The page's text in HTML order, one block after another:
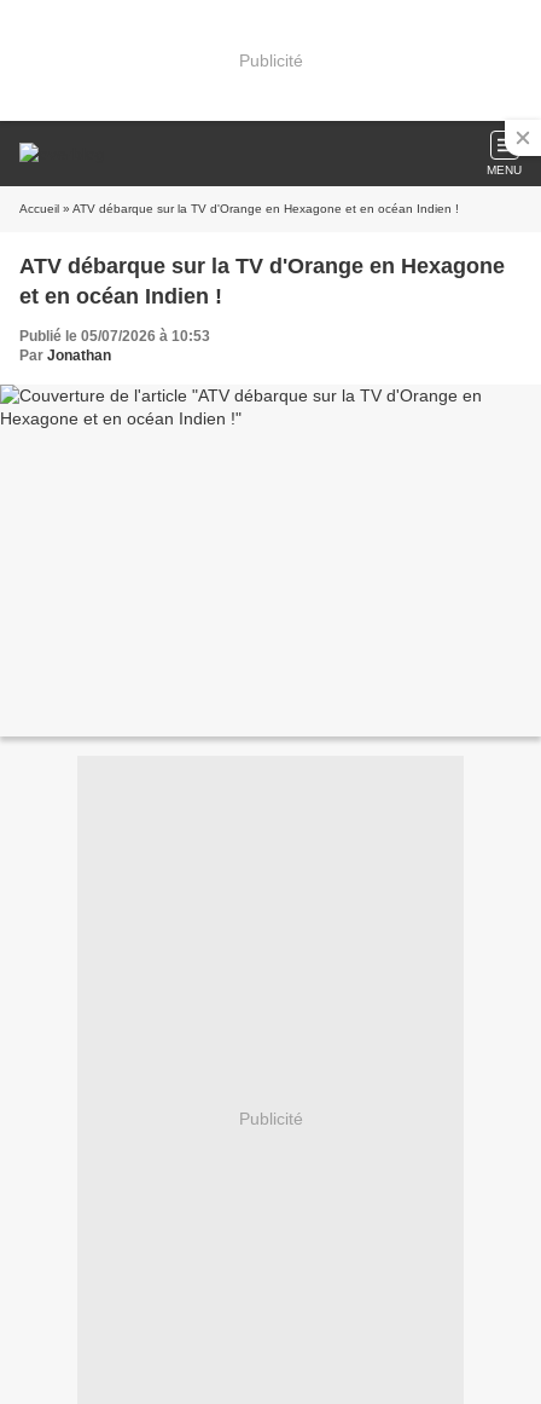
Publicité
MENU
Accueil » ATV débarque sur la TV d'Orange en Hexagone et en océan Indien !
ATV débarque sur la TV d'Orange en Hexagone
et en océan Indien !
Publié le 05/07/2026 à 10:53
Par Jonathan
Publicité